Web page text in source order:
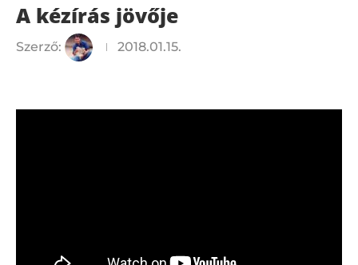
A kézírás jövője
Szerző: 2018.01.15.